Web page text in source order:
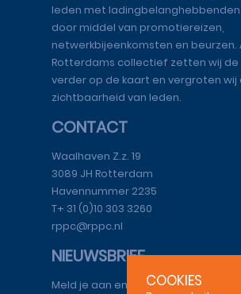
leden met
door middel van promotiereizen,
netwerkbijeenkomsten en beurzen.
Rotterdams collectief zetten wij de
verder op de kaart en vergroten wij
zichtbaarheid van leden.
CONTACT
Waalhaven Z.z. 19
3089 JH Rotterdam
Havennummer 2235
T+ 31 (0)10 303 3260
rppc@rppc.nl
NIEUWSBRIEF
Meld je aan en blijf op de hoogte.
COOKIES